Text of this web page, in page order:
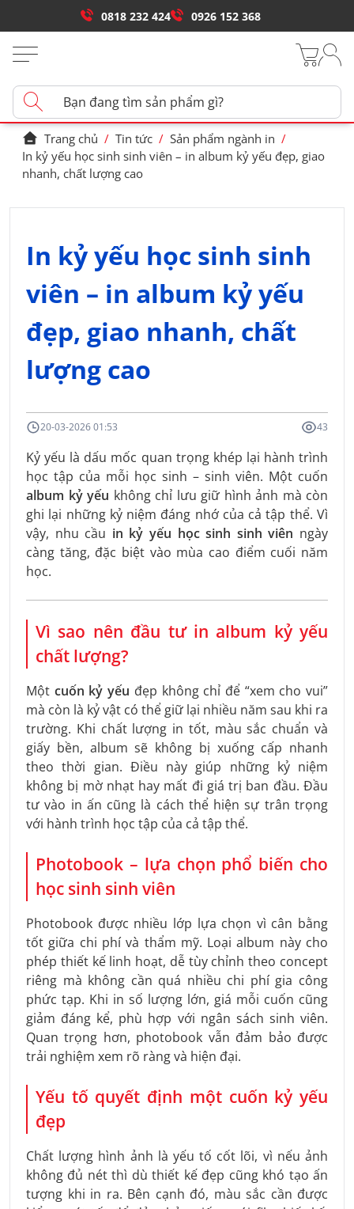
0818 232 424 0926 152 368
Trang chủ / Tin tức / Sản phẩm ngành in /
In kỷ yếu học sinh sinh viên – in album kỷ yếu đẹp, giao
nhanh, chất lượng cao
In kỷ yếu học sinh sinh
viên – in album kỷ yếu
đẹp, giao nhanh, chất
lượng cao
20-03-2026 01:53 43
Kỷ yếu là dấu mốc quan trọng khép lại hành trình
học tập của mỗi học sinh – sinh viên. Một cuốn
album kỷ yếu không chỉ lưu giữ hình ảnh mà còn
ghi lại những kỷ niệm đáng nhớ của cả tập thể. Vì
vậy, nhu cầu in kỷ yếu học sinh sinh viên ngày
càng tăng, đặc biệt vào mùa cao điểm cuối năm
học.
Vì sao nên đầu tư in album kỷ yếu
chất lượng?
Một cuốn kỷ yếu đẹp không chỉ để “xem cho vui”
mà còn là kỷ vật có thể giữ lại nhiều năm sau khi ra
trường. Khi chất lượng in tốt, màu sắc chuẩn và
giấy bền, album sẽ không bị xuống cấp nhanh
theo thời gian. Điều này giúp những kỷ niệm
không bị mờ nhạt hay mất đi giá trị ban đầu. Đầu
tư vào in ấn cũng là cách thể hiện sự trân trọng
với hành trình học tập của cả tập thể.
Photobook – lựa chọn phổ biến cho
học sinh sinh viên
Photobook được nhiều lớp lựa chọn vì cân bằng
tốt giữa chi phí và thẩm mỹ. Loại album này cho
phép thiết kế linh hoạt, dễ tùy chỉnh theo concept
riêng mà không cần quá nhiều chi phí gia công
phức tạp. Khi in số lượng lớn, giá mỗi cuốn cũng
giảm đáng kể, phù hợp với ngân sách sinh viên.
Quan trọng hơn, photobook vẫn đảm bảo được
trải nghiệm xem rõ ràng và hiện đại.
Yếu tố quyết định một cuốn kỷ yếu
đẹp
Chất lượng hình ảnh là yếu tố cốt lõi, vì nếu ảnh
không đủ nét thì dù thiết kế đẹp cũng khó tạo ấn
tượng khi in ra. Bên cạnh đó, màu sắc cần được